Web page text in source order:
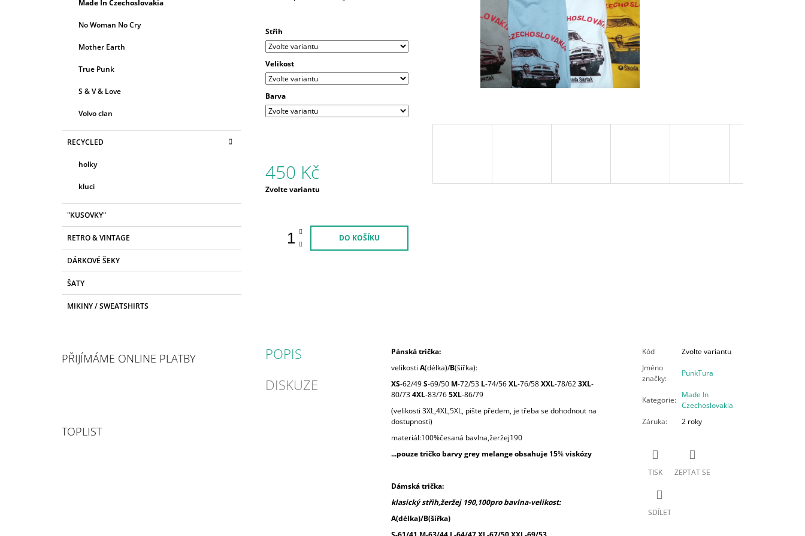
Made In Czechoslovakia
No Woman No Cry
Mother Earth
True Punk
S & V & Love
Volvo clan
RECYCLED
holky
kluci
"KUSOVKY"
RETRO & VINTAGE
DÁRKOVÉ ŠEKY
ŠATY
MIKINY / SWEATSHIRTS
PŘIJÍMÁME ONLINE PLATBY
TOPLIST
0,0
z
5
hvězdiček.
Střih
Velikost
Barva
450 Kč
Měrná
Zvolte variantu
DO KOŠÍKU
POPIS
DISKUZE
Pánská trička:
velikosti A(délka)/B(šířka):
XS-62/49S-69/50 M-72/53L-74/56XL-76/58XXL-78/623XL-
80/734XL-83/765XL-86/79
(velikosti 3XL,4XL,5XL, pište předem, je třeba se dohodnout na
dostupnosti)
materiál:100%česaná bavlna,žeržej190
...pouze tričko barvy grey melange obsahuje 15%viskózy
Dámská trička:
klasický střih,žeržej 190,100pro bavlna-velikost:
A(délka)/B(šířka)
Kód
Zvolte variantu
Jméno
značky:
PunkTura
Kategorie:
Made In
Czechoslovakia
Záruka: 2 roky
TISK ZEPTAT SE
SDÍLET